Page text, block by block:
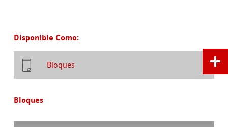
Disponible Como:
Bloques
Bloques